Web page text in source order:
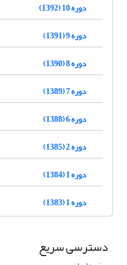
دوره 10 (1392)
دوره 9 (1391)
دوره 8 (1390)
دوره 7 (1389)
دوره 6 (1388)
دوره 2 (1385)
دوره 1 (1384)
دوره 1 (1383)
دسترسی سریع